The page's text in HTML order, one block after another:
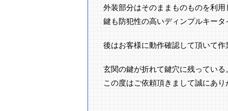
外装部分はそのままものものを利
鍵も防犯性の高いディンプルキー
後はお客様に動作確認して頂いて
玄関の鍵が折れて鍵穴に残ってい
この度はご依頼頂きまして誠にあ